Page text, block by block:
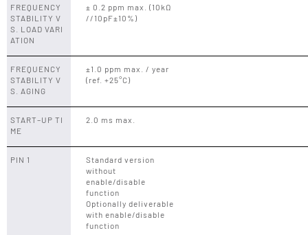
FREQUENCY
STABILITY V
S. LOAD VARI
ATION
± 0.2 ppm max. (10kΩ
//10pF±10%)
FREQUENCY
STABILITY V
S. AGING
±1.0 ppm max. / year
(ref. +25°C)
START–UP TI
ME
2.0 ms max.
PIN 1
Standard version
without
enable/disable
function
Optionally deliverable
with enable/disable
function